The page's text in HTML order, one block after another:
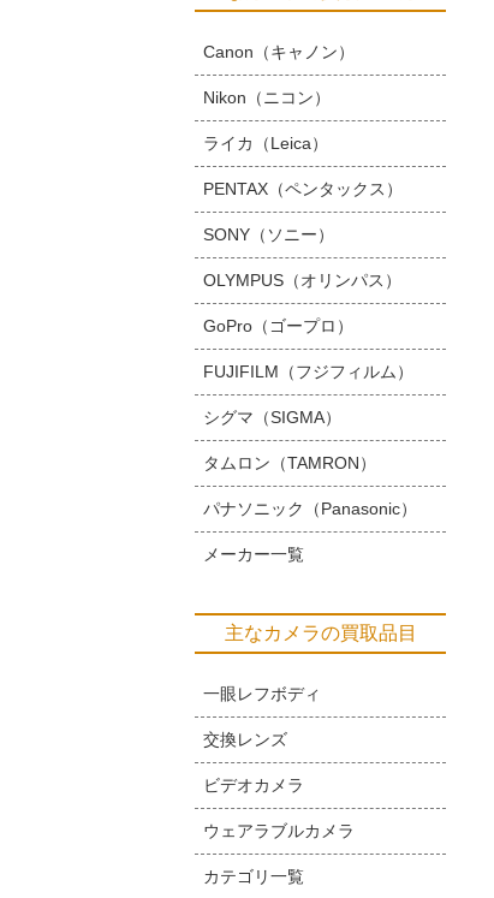
Canon（キャノン）
Nikon（ニコン）
ライカ（Leica）
PENTAX（ペンタックス）
SONY（ソニー）
OLYMPUS（オリンパス）
GoPro（ゴープロ）
FUJIFILM（フジフィルム）
シグマ（SIGMA）
タムロン（TAMRON）
パナソニック（Panasonic）
メーカー一覧
主なカメラの買取品目
一眼レフボディ
交換レンズ
ビデオカメラ
ウェアラブルカメラ
カテゴリ一覧